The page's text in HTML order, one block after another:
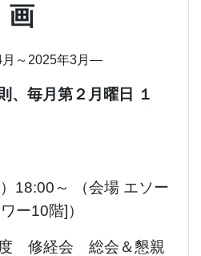
画
～2025年3月―
、毎月第２月曜日 １
18:00～ （会場 エソー
ー10階]）
修経会 総会＆懇親